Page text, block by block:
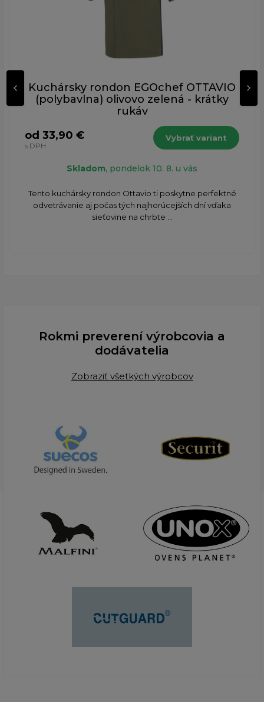
Kuchársky rondon EGOchef OTTAVIO
(polybavlna) olivovo zelená - krátky
rukáv
od 33,90 €
s DPH
Vybrať variant
Skladom, pondelok 10. 8. u vás
​Tento kuchársky rondon Ottavio ti poskytne perfektné
odvetrávanie aj počas tých najhorúcejších dní vďaka
sieťovine na chrbte ...
Rokmi preverení výrobcovia a
dodávatelia
Zobraziť všetkých výrobcov